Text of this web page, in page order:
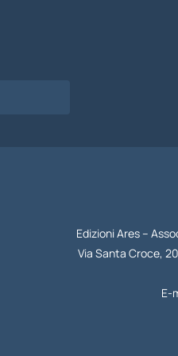
Edizioni Ares –
Via Santa Croce,
E-